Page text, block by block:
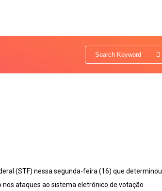
(STF) nessa segunda-feira (16) que determinou
ataques ao sistema eletrônico de votação